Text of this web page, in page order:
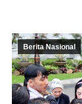
Berita Nasional